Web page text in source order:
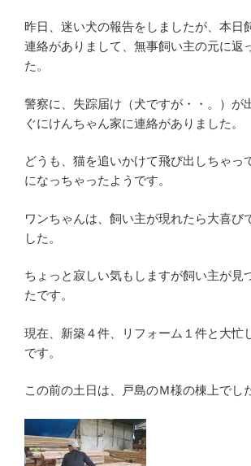
昨日、迷い犬の報告をしましたが、本日
連絡がありまして、無事飼い主の元に返
た。
警察に、失踪届け（犬ですが・・。）が
ぐにけんちゃん家に連絡がありました。
どうも、猫を追いかけて飛び出しちゃっ
になっちゃったようです。
ワンちゃんは、飼い主が現れたら大喜び
した。
ちょっと寂しい気もしますが飼い主が見
たです。
現在、新築４件、リフォーム１件と大忙
です。
この前の土日は、戸島のＭ様の棟上でし